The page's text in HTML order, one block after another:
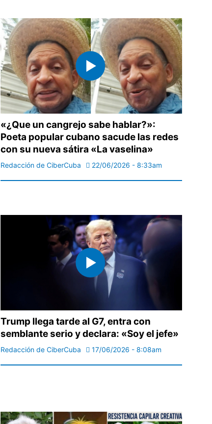
«¿Que un cangrejo sabe hablar?»:
Poeta popular cubano sacude las redes
con su nueva sátira «La vaselina»
Redacción de CiberCuba 22/06/2026 - 8:33am
Trump llega tarde al G7, entra con
semblante serio y declara: «Soy el jefe»
Redacción de CiberCuba 17/06/2026 - 8:08am